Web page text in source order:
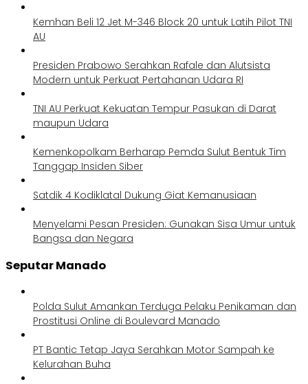
Kemhan Beli 12 Jet M-346 Block 20 untuk Latih Pilot TNI
AU
Presiden Prabowo Serahkan Rafale dan Alutsista
Modern untuk Perkuat Pertahanan Udara RI
TNI AU Perkuat Kekuatan Tempur Pasukan di Darat
maupun Udara
Kemenkopolkam Berharap Pemda Sulut Bentuk Tim
Tanggap Insiden Siber
Satdik 4 Kodiklatal Dukung Giat Kemanusiaan
Menyelami Pesan Presiden: Gunakan Sisa Umur untuk
Bangsa dan Negara
Seputar Manado
Polda Sulut Amankan Terduga Pelaku Penikaman dan
Prostitusi Online di Boulevard Manado
PT Bantic Tetap Jaya Serahkan Motor Sampah ke
Kelurahan Buha